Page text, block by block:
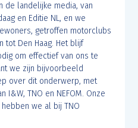
de landelijke media, van
en Editie NL, en we
getroffen motorclubs
tot Den Haag. Het blijf
om effectief van ons te
we zijn bijvoorbeeld
over dit onderwerp, met
I&W, TNO en NEFOM. Onze
we al bij TNO